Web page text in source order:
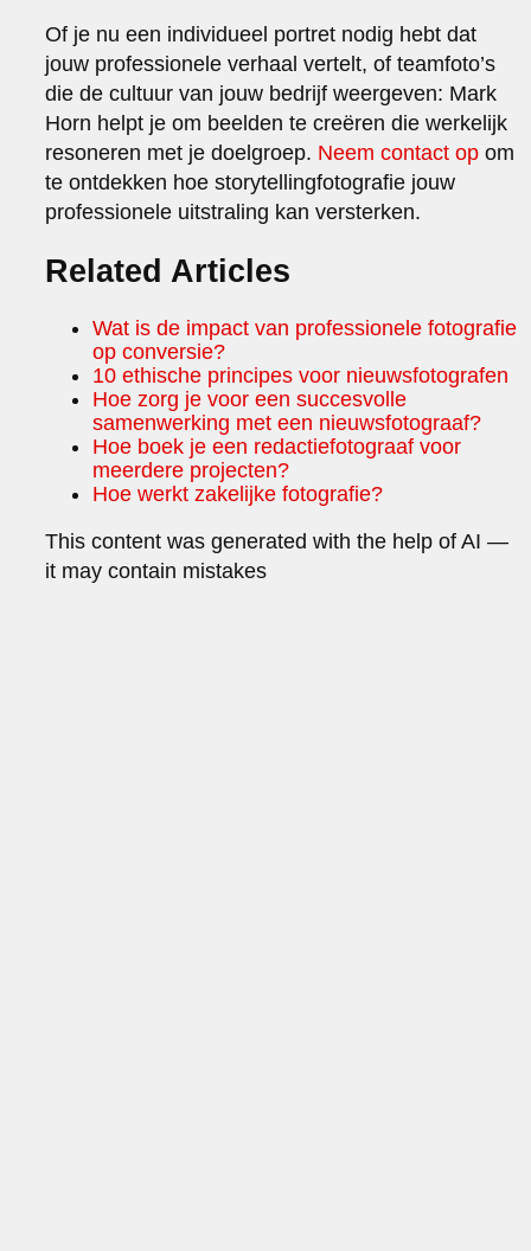
Of je nu een individueel portret nodig hebt dat
jouw professionele verhaal vertelt, of teamfoto’s
die de cultuur van jouw bedrijf weergeven: Mark
Horn helpt je om beelden te creëren die werkelijk
resoneren met je doelgroep. Neem contact op om
te ontdekken hoe storytellingfotografie jouw
professionele uitstraling kan versterken.
Related Articles
Wat is de impact van professionele fotografie
op conversie?
10 ethische principes voor nieuwsfotografen
Hoe zorg je voor een succesvolle
samenwerking met een nieuwsfotograaf?
Hoe boek je een redactiefotograaf voor
meerdere projecten?
Hoe werkt zakelijke fotografie?
This content was generated with the help of AI —
it may contain mistakes